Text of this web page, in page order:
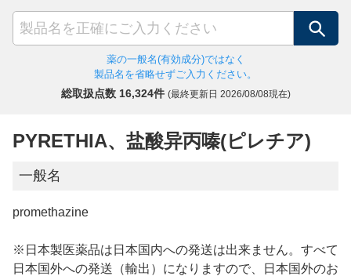
検索
薬の一般名(有効成分)ではなく
製品名を省略せずご入力ください。
総取扱点数 16,324件 (最終更新日 2026/08/08現在)
PYRETHIA、盐酸异丙嗪(ピレチア)
一般名
promethazine
※日本製医薬品は日本国内への発送は出来ません。すべて
日本国外への発送（輸出）になりますので、日本国外のお